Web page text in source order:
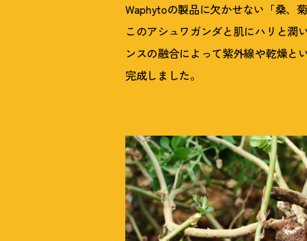
Waphytoの製品に欠かせない「桑、
このアシュワガンダと肌にハリと潤
ンスの融合によって紫外線や乾燥と
完成しました。